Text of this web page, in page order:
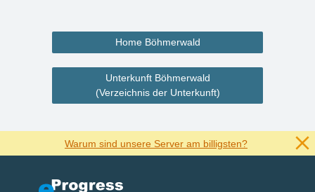
Home Böhmerwald
Unterkunft Böhmerwald
(Verzeichnis der Unterkunft)
Warum sind unsere Server am billigsten?